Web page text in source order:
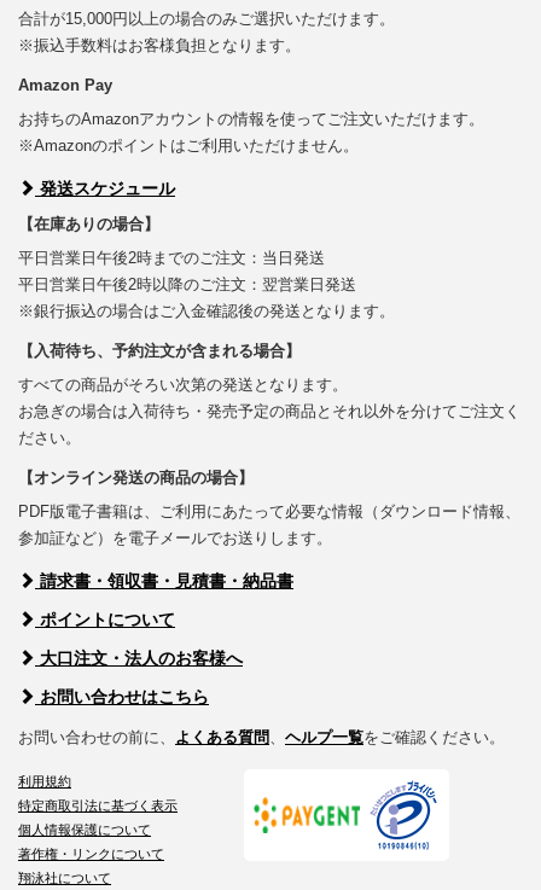
合計が15,000円以上の場合のみご選択いただけます。
※振込手数料はお客様負担となります。
Amazon Pay
お持ちのAmazonアカウントの情報を使ってご注文いただけます。
※Amazonのポイントはご利用いただけません。
発送スケジュール
【在庫ありの場合】
平日営業日午後2時までのご注文：当日発送
平日営業日午後2時以降のご注文：翌営業日発送
※銀行振込の場合はご入金確認後の発送となります。
【入荷待ち、予約注文が含まれる場合】
すべての商品がそろい次第の発送となります。
お急ぎの場合は入荷待ち・発売予定の商品とそれ以外を分けてご注文く
ださい。
【オンライン発送の商品の場合】
PDF版電子書籍は、ご利用にあたって必要な情報（ダウンロード情報、
参加証など）を電子メールでお送りします。
請求書・領収書・見積書・納品書
ポイントについて
大口注文・法人のお客様へ
お問い合わせはこちら
お問い合わせの前に、 よくある質問 ヘルプ一覧をご確認ください。
利用規約
特定商取引法に基づく表示
個人情報保護について
著作権・リンクについて
翔泳社について